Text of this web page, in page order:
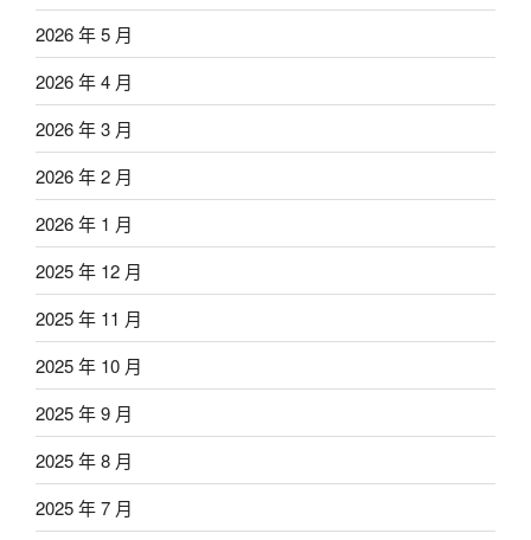
2026 年 5 月
2026 年 4 月
2026 年 3 月
2026 年 2 月
2026 年 1 月
2025 年 12 月
2025 年 11 月
2025 年 10 月
2025 年 9 月
2025 年 8 月
2025 年 7 月